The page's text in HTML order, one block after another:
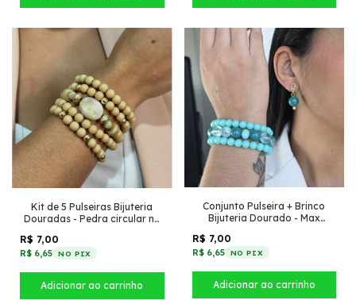
Kit de 5 Pulseiras Bijuteria
Douradas - Pedra circular no
R$ 7,00
R$ 6,65 NO PIX
Conjunto Pulseira + Brinco
Bijuteria Dourado - Max
R$ 7,00
R$ 6,65 NO PIX